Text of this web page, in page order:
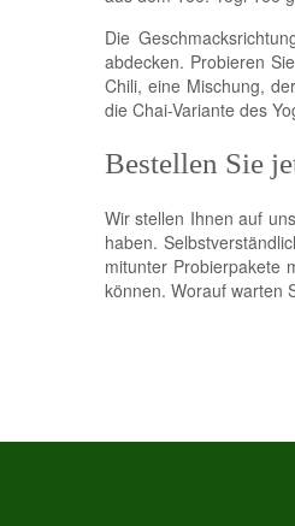
Die
abdecken. Probieren
Chili, eine Mischung,
die Chai-Variante des
Bestellen Sie
Wir stellen Ihnen auf
haben.
mitunter Probierpakete
können. Worauf warten